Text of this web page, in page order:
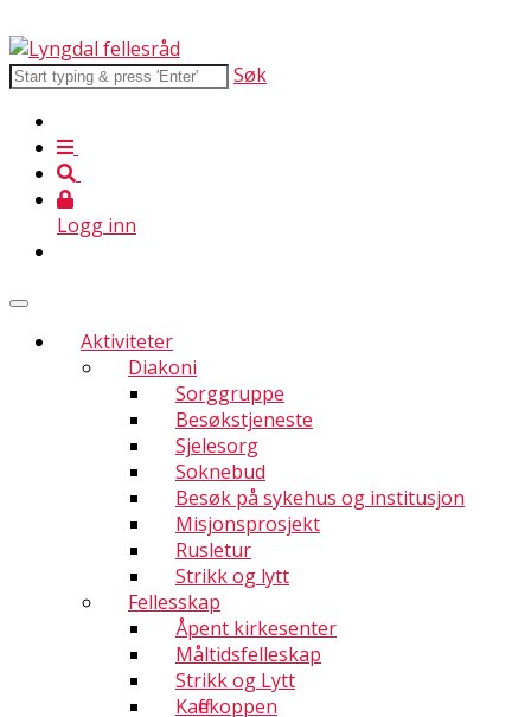
Søk
Logg inn
Aktiviteter
Diakoni
Sorggruppe
Besøkstjeneste
Sjelesorg
Soknebud
Besøk på sykehus og institusjon
Misjonsprosjekt
Rusletur
Strikk og lytt
Fellesskap
Åpent kirkesenter
Måltidsfelleskap
Strikk og Lytt
Kaffekoppen